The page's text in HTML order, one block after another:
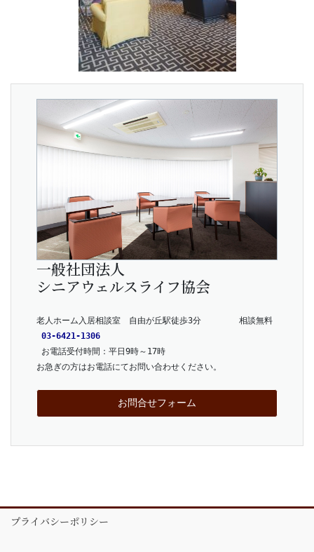
一般社団法人
シニアウェルスライフ協会
老人ホーム入居相談室　自由が丘駅徒歩3分　      相談無料
03-6421-1306
お電話受付時間：平日9時～17時
お急ぎの方はお電話にてお問い合わせください。
お問合せフォーム
プライバシーポリシー